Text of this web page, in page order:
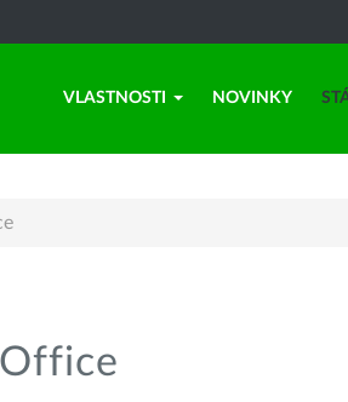
VLASTNOSTI NOVINKY